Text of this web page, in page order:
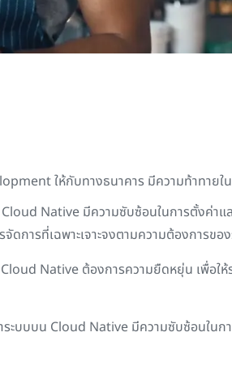
ให้กับทางธนาคาร มีความท้าทายใ
Cloud Native มีความซับซ้อนในการตั้งค่าแ
ดการที่เฉพาะเจาะจงตามความต้องการขอ
Cloud Native ต้องการความยืดหยุ่น เพื่อใ
ระบบบน Cloud Native มีความซับซ้อนในก